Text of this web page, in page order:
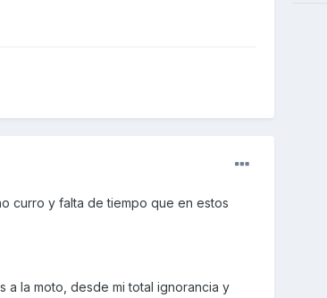
curro y falta de tiempo que en estos
a la moto, desde mi total ignorancia y